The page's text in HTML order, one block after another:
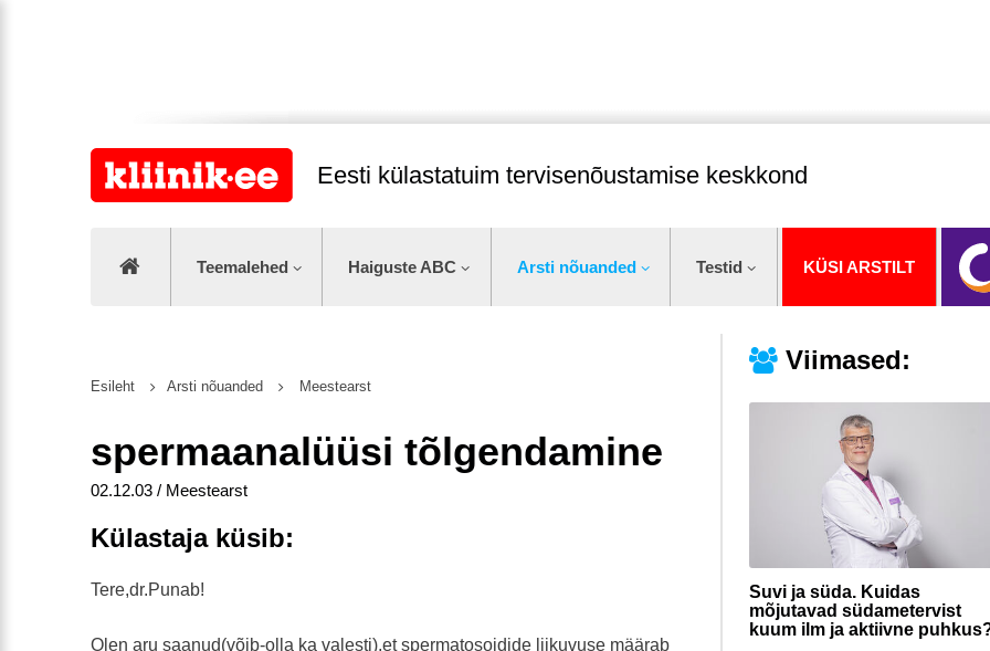
Eesti külastatuim tervisenõustamise keskkond
Teemalehed Haiguste ABC Arsti nõuanded Testid KÜSI ARSTILT
Viimased:
Suvi ja süda. Kuidas
mõjutavad südametervist
kuum ilm ja aktiivne
Esileht Arsti nõuanded Meestearst
spermaanalüüsi tõlgendamine
02.12.03 / Meestearst
Külastaja küsib:
Tere,dr.Punab!
Olen aru saanud(võib-olla ka valesti),et spermatosoidide liikuvuse määrab